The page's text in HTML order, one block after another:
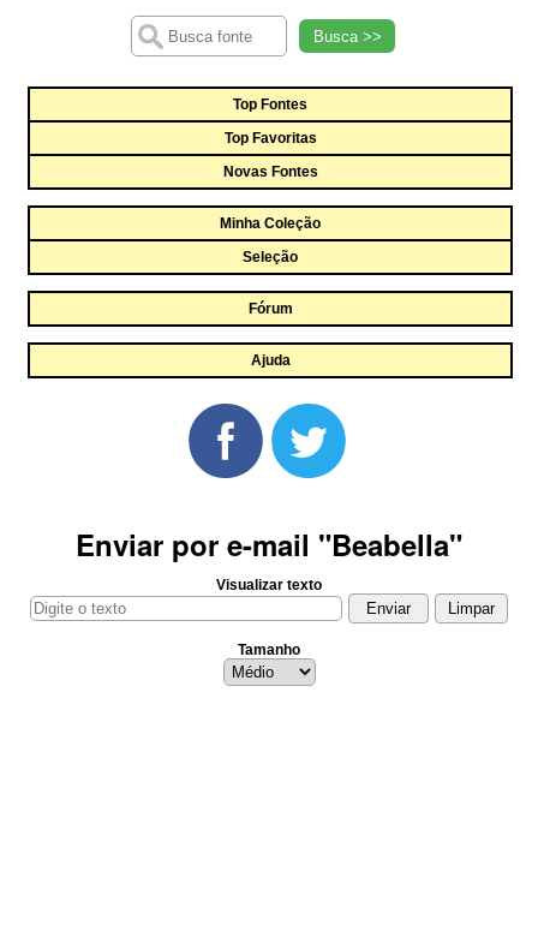
Busca >>
Top Fontes
Top Favoritas
Novas Fontes
Minha Coleção
Seleção
Fórum
Ajuda
Enviar por e-mail "Beabella"
Visualizar texto
Tamanho